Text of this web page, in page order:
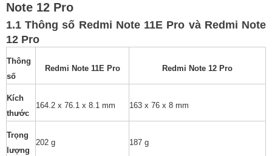
1.5 So sánh camera
3. Ưu điểm của Redmi Note 11E Pro và Redmi
Note 12 Pro
Note 12 Pro
1.1 Thông số Redmi Note 11E Pro và Redmi Note
12 Pro
Thông
số
Redmi Note 11E Pro Redmi Note 12 Pro
Kích
thước
164.2 x 76.1 x 8.1 mm 163 x 76 x 8 mm
Trọng
lượng
202 g 187 g